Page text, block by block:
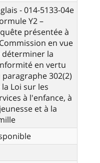
- 014-5133-04e
Y2 –
présentée à
en vue
déterminer la
en vertu
paragraphe 302(2)
la Loi sur les
à l'enfance, à
et à la